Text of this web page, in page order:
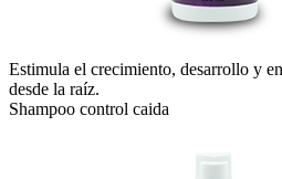
Estimula el crecimiento, desarrollo y
desde la raíz.
Shampoo control caida